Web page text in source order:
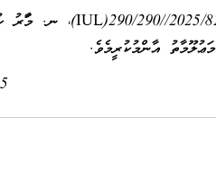
ނ. މާފަރު
އާންމުކުރީމެވެ.
15